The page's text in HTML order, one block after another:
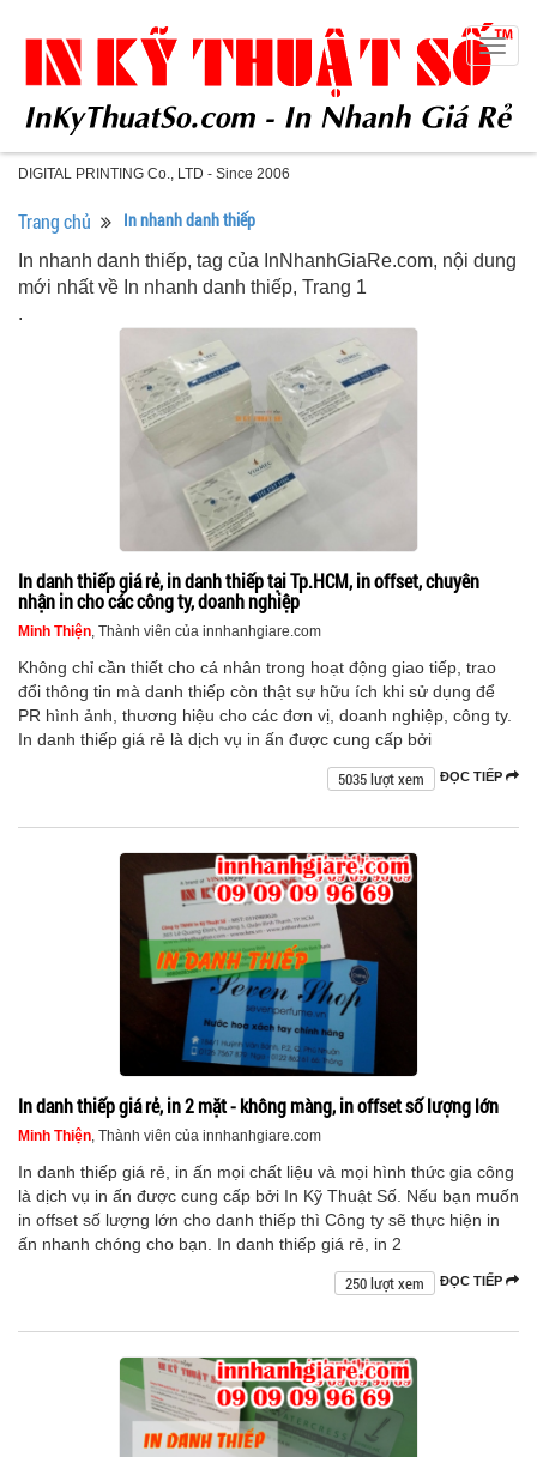
DIGITAL PRINTING Co., LTD - Since 2006
Trang chủ In nhanh danh thiếp
In nhanh danh thiếp, tag của InNhanhGiaRe.com, nội dung
mới nhất về In nhanh danh thiếp, Trang 1
.
In danh thiếp giá rẻ, in danh thiếp tại Tp.HCM, in offset, chuyên
nhận in cho các công ty, doanh nghiệp
Minh Thiện, Thành viên của innhanhgiare.com
Không chỉ cần thiết cho cá nhân trong hoạt động giao tiếp, trao
đổi thông tin mà danh thiếp còn thật sự hữu ích khi sử dụng để
PR hình ảnh, thương hiệu cho các đơn vị, doanh nghiệp, công ty.
In danh thiếp giá rẻ là dịch vụ in ấn được cung cấp bởi
ĐỌC TIẾP
5035 lượt xem
In danh thiếp giá rẻ, in 2 mặt - không màng, in offset số lượng lớn
Minh Thiện, Thành viên của innhanhgiare.com
In danh thiếp giá rẻ, in ấn mọi chất liệu và mọi hình thức gia công
là dịch vụ in ấn được cung cấp bởi In Kỹ Thuật Số. Nếu bạn muốn
in offset số lượng lớn cho danh thiếp thì Công ty sẽ thực hiện in
ấn nhanh chóng cho bạn. In danh thiếp giá rẻ, in 2
ĐỌC TIẾP
250 lượt xem